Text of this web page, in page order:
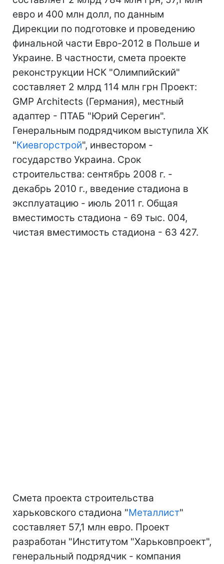
евро и 400 млн долл, по данным
Дирекции по подготовке и проведению
финальной части Евро-2012 в Польше и
Украине. В частности, смета проекте
реконструкции НСК "Олимпийский"
составляет 2 млрд 114 млн грн Проект:
GMP Architects (Германия), местный
адаптер - ПТАБ "Юрий Серегин".
Генеральным подрядчиком выступила ХК
"Киевгорстрой", инвестором -
государство Украина. Срок
строительства: сентябрь 2008 г. -
декабрь 2010 г., введение стадиона в
эксплуатацию - июль 2011 г. Общая
вместимость стадиона - 69 тыс. 004,
чистая вместимость стадиона - 63 427.
Смета проекта строительства
харьковского стадиона "Металлист"
составляет 57,1 млн евро. Проект
разработан "Институтом "Харьковпроект",
генеральный подрядчик - компания